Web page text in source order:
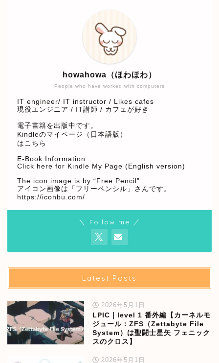
People who have worked with computers
howahowa（ほわほわ）
IT engineer/ IT instructor / Likes cafes
現役エンジニア / IT講師 / カフェが好き
電子書籍を出版中です。
Kindleのマイページ（日本語版）
はこちら
E-Book Information
Click here for Kindle My Page (English version)
The icon image is by “Free Pencil”.
アイコン画像は「フリーペンシル」さんです。
https://iconbu.com/
＼ Follow me ／
Latest Posts
2026年5月1日
LPIC｜level 1 番外編【カーネルモ
ジュール：ZFS（Zettabyte File
System）は聖闘士星矢 フェニック
スのクロス】
2026年5月1日